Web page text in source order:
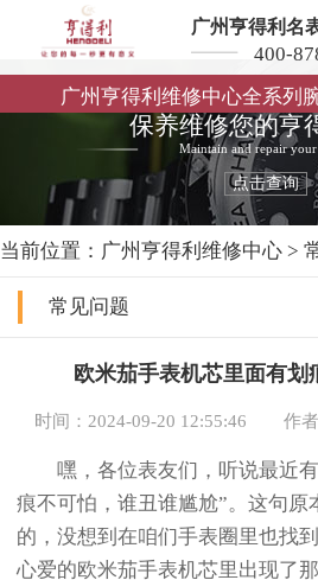
广州亨得利名
400-
广州亨得利维修中心全系列
保养维修您的亨
Maintain and repair your
点击查询
当前位置： 广州亨得利维修中心 >
常见问题
欧米茄手表机芯里面有划
时间：2024-09-20 12:55:46 作
嘿，各位表友们，听说最近有
痕不可怕，谁丑谁尴尬”。这句原
的，没想到在咱们手表圈里也找
心爱的欧米茄手表机芯里出现了